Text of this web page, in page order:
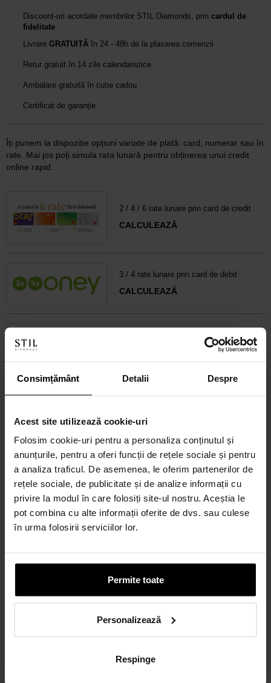
Consimțământ Detalii Despre
Acest site utilizează cookie-uri
Folosim cookie-uri pentru a personaliza conținutul și
anunțurile, pentru a oferi funcții de rețele sociale și pentru
a analiza traficul. De asemenea, le oferim partenerilor de
rețele sociale, de publicitate și de analize informații cu
privire la modul în care folosiți site-ul nostru. Aceștia le
pot combina cu alte informații oferite de dvs. sau culese
în urma folosirii serviciilor lor.
Permite toate
Personalizează
Respinge
Discount-uri acordate membrilor STIL Diamonds, prin cardul de
fidelitate
Livrare GRATUITĂ în 24 - 48h de la plasarea comenzii
Retur gratuit în 14 zile calendaristice
Ambalare gratuită în cutie cadou
Certificat de garanție
Îți punem la dispoziție opțiuni variate de plată: card, numerar sau în
rate. Mai jos poți simula rata lunară pentru obținerea unui credit
online rapid.
2 / 4 / 6 rate lunare prin card de credit
CALCULEAZĂ
3 / 4 rate lunare prin card de debit
CALCULEAZĂ
CALCULEAZĂ RATA
Credit 100% Online prin TBI
CALCULEAZĂ RATA